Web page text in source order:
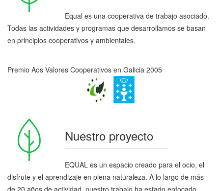
Equal es una cooperativa de trabajo asociado.
Todas las actividades y programas que desarrollamos se basan
en principios cooperativos y ambientales.
Premio Aos Valores Cooperativos en Galicia 2005
Nuestro proyecto
EQUAL es un espacio creado para el ocio, el
disfrute y el aprendizaje en plena naturaleza. A lo largo de más
de 20 años de actividad, nuestro trabajo ha estado enfocado